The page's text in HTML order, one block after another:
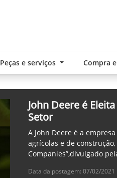
Peças e serviços Compra
John Deere é
Setor
A John Deere é a
agrícolas e de
Companies”,divulgado
Data da postagem: 07/02/2021